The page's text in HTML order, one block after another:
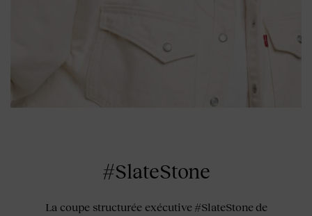
#SlateStone
La coupe structurée exécutive #SlateStone de